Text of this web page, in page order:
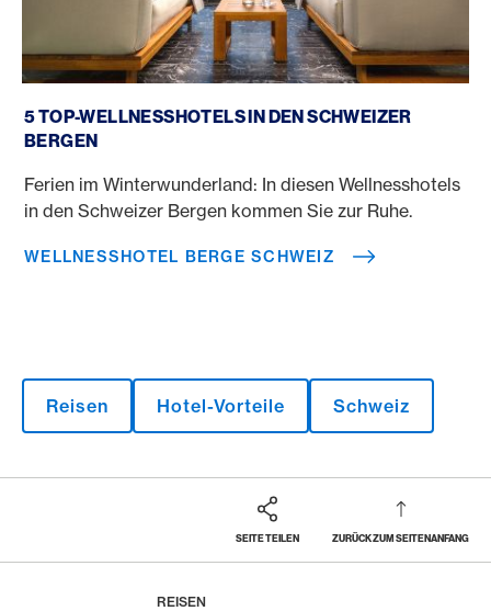
5 TOP-WELLNESSHOTELS IN DEN SCHWEIZER
BERGEN
Ferien im Winterwunderland: In diesen Wellnesshotels
in den Schweizer Bergen kommen Sie zur Ruhe.
WELLNESSHOTEL BERGE SCHWEIZ
Reisen Hotel-Vorteile Schweiz
SEITE TEILEN ZURÜCK ZUM SEITENANFANG
Footer
REISEN